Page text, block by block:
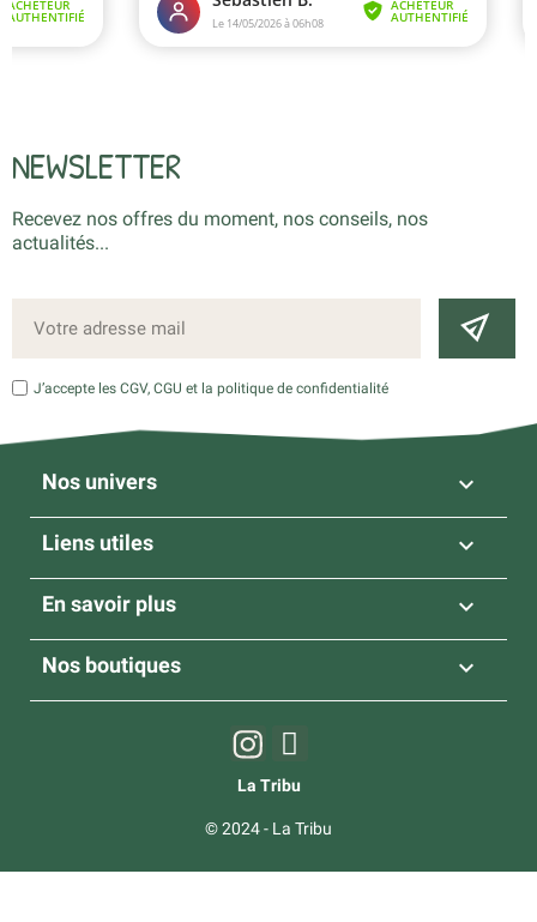
NEWSLETTER
Recevez nos offres du moment, nos conseils, nos
actualités...
J’accepte les CGV, CGU et la politique de confidentialité
Nos univers 
Liens utiles 
En savoir plus 
Nos boutiques 
La Tribu
© 2024 - La Tribu